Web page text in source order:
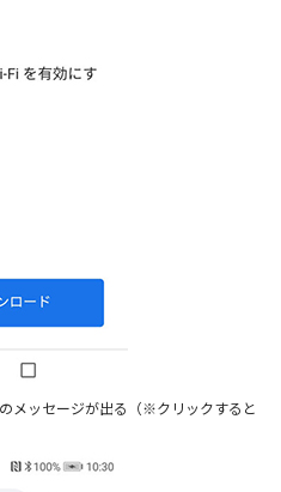
メッセージが出る（※クリックすると